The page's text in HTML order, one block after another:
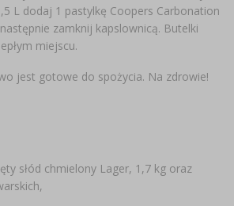
L dodaj 1 pastylkę Coopers Carbonation
zamknij kapslownicą. Butelki
miejscu.
jest gotowe do spożycia. Na zdrowie!
słód chmielony Lager, 1,7 kg oraz